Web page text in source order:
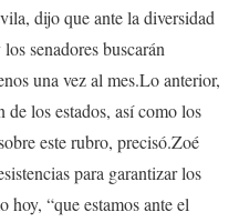
dijo que ante la diversidad
senadores buscarán
una vez al mes.​​Lo anterior,
de los estados, así como los
este rubro, precisó.​​Zoé
para garantizar los
hoy, “que estamos ante el